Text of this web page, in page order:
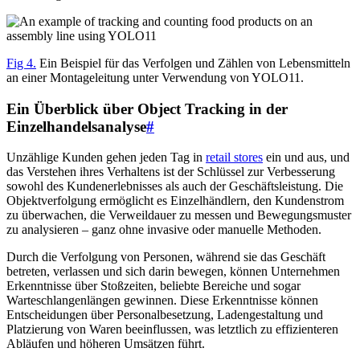
Fig 4. Ein Beispiel für das Verfolgen und Zählen von Lebensmitteln
an einer Montageleitung unter Verwendung von YOLO11.
Ein Überblick über Object Tracking in der
Einzelhandelsanalyse#
Unzählige Kunden gehen jeden Tag in retail stores ein und aus, und
das Verstehen ihres Verhaltens ist der Schlüssel zur Verbesserung
sowohl des Kundenerlebnisses als auch der Geschäftsleistung. Die
Objektverfolgung ermöglicht es Einzelhändlern, den Kundenstrom
zu überwachen, die Verweildauer zu messen und Bewegungsmuster
zu analysieren – ganz ohne invasive oder manuelle Methoden.
Durch die Verfolgung von Personen, während sie das Geschäft
betreten, verlassen und sich darin bewegen, können Unternehmen
Erkenntnisse über Stoßzeiten, beliebte Bereiche und sogar
Warteschlangenlängen gewinnen. Diese Erkenntnisse können
Entscheidungen über Personalbesetzung, Ladengestaltung und
Platzierung von Waren beeinflussen, was letztlich zu effizienteren
Abläufen und höheren Umsätzen führt.